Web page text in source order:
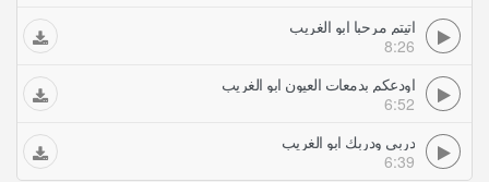
اتيتم مرحبا ابو الغريب
8:26
اودعكم بدمعات العيون ابو الغريب
6:52
دربي ودربك ابو الغريب
6:39